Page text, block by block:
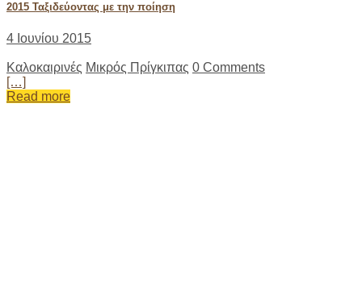
2015 Ταξιδεύοντας με την ποίηση
4 Ιουνίου 2015
Καλοκαιρινές Μικρός Πρίγκιπας 0 Comments
[…]
Read more